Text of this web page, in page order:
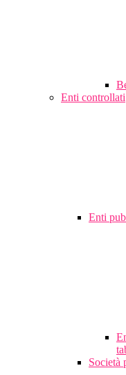
Enti controllati
Enti
Società